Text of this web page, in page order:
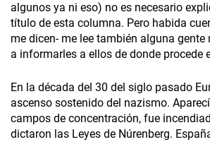
algunos ya ni eso) no es necesario
título de esta columna. Pero habida
me dicen- me lee también alguna gente
a informarles a ellos de donde procede
En la década del 30 del siglo pasado
ascenso sostenido del nazismo.
campos de concentración, fue
dictaron las Leyes de Núrenberg.